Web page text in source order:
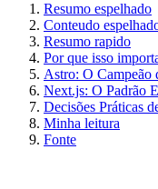
Resumo espelhado
Conteudo
Resumo rapido
Por que isso
Astro: O Campeão
Next.js: O Padrão
Decisões Práticas
Minha leitura
Fonte